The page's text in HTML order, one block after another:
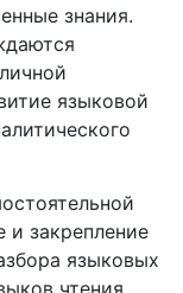
знания.
языковой
и закрепление
языковых
чтения,